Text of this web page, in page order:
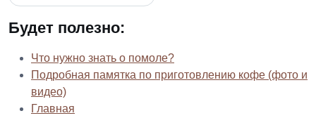
Будет полезно:
Что нужно знать о помоле?
Подробная памятка по приготовлению кофе (фото и
видео)
Главная